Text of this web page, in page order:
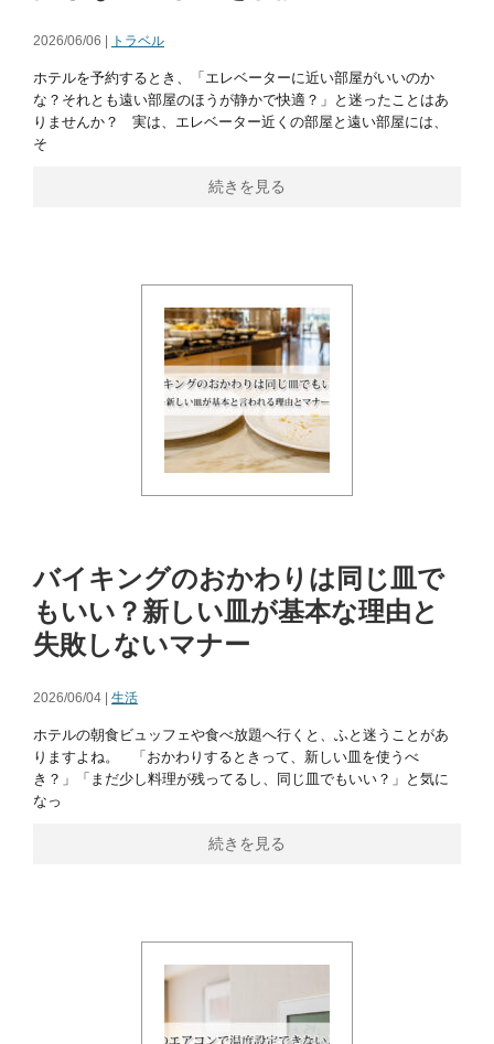
2026/06/06 | トラベル
ホテルを予約するとき、「エレベーターに近い部屋がいいのか
な？それとも遠い部屋のほうが静かで快適？」と迷ったことはあ
りませんか？ 実は、エレベーター近くの部屋と遠い部屋には、
そ
続きを見る
バイキングのおかわりは同じ皿で
もいい？新しい皿が基本な理由と
失敗しないマナー
2026/06/04 | 生活
ホテルの朝食ビュッフェや食べ放題へ行くと、ふと迷うことがあ
りますよね。 「おかわりするときって、新しい皿を使うべ
き？」「まだ少し料理が残ってるし、同じ皿でもいい？」と気に
なっ
続きを見る